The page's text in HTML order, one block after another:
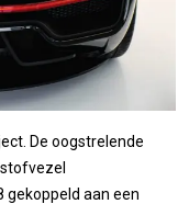
De oogstrelende
gekoppeld aan een